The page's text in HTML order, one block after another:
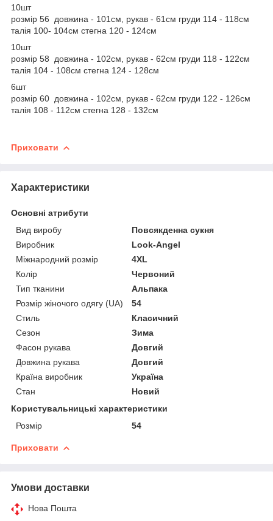
10шт
розмір 56 довжина - 101см, рукав - 61см груди 114 - 118см
талія 100- 104см стегна 120 - 124см
10шт
розмір 58 довжина - 102см, рукав - 62см груди 118 - 122см
талія 104 - 108см стегна 124 - 128см
6шт
розмір 60 довжина - 102см, рукав - 62см груди 122 - 126см
талія 108 - 112см стегна 128 - 132см
Приховати
Характеристики
Основні атрибути
Вид виробу
Повсякденна сукня
Виробник
Look-Angel
Міжнародний розмір
4XL
Колір
Червоний
Тип тканини
Альпака
Розмір жіночого одягу (UA)
54
Стиль
Класичний
Сезон
Зима
Фасон рукава
Довгий
Довжина рукава
Довгий
Країна виробник
Україна
Стан
Новий
Користувальницькі характеристики
Розмір
54
Приховати
Умови доставки
Нова Пошта